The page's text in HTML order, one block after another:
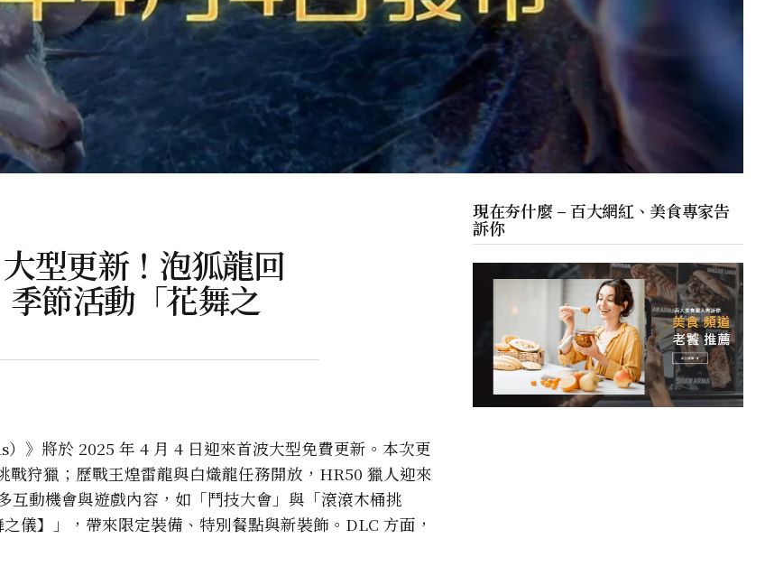
型更新！泡狐龍回
節活動「花舞之
》將於 2025 年 4 月 4 日迎來首波大型免費更新。本次更
狩獵；歷戰王煌雷龍與白熾龍任務開放，HR50 獵人迎來
動機會與遊戲內容，如「鬥技大會」與「滾滾木桶挑
儀】」，帶來限定裝備、特別餐點與新裝飾。DLC 方面，
現在夯什麼 – 百大網紅、美食專家告
訴你